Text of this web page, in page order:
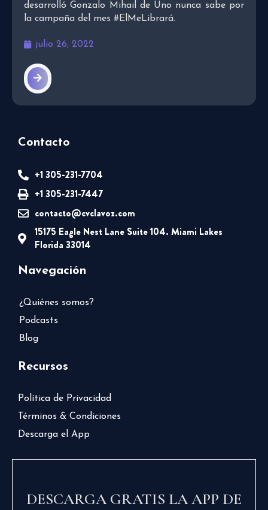
desarrolló Gonzalo Mihail de Uno nunca sabe por
la campaña del mes #ElMeLibrará.
julio 26, 2022
Contacto
+1 305-231-7704
+1 305-231-7447
contacto@cvclavoz.com
15175 Eagle Nest Lane Suite 104. Miami Lakes
Florida 33014
Navegación
¿Quiénes somos?
Podcasts
Blog
Recursos
Política de Privacidad
Términos & Condiciones
Descarga el App
DESCARGA GRATIS LA APP DE